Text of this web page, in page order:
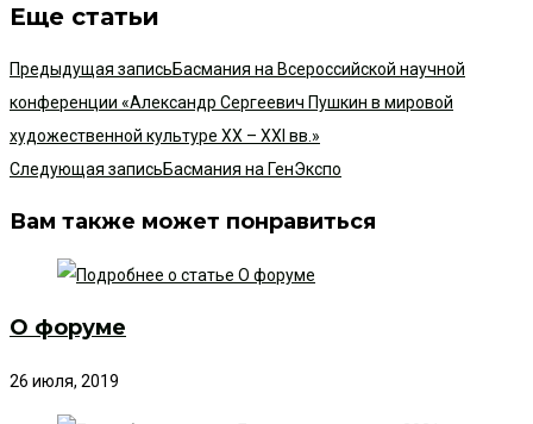
Еще статьи
Предыдущая записьБасмания на Всероссийской научной
конференции «Александр Сергеевич Пушкин в мировой
художественной культуре XX – XXI вв.»
Следующая записьБасмания на ГенЭкспо
Вам также может понравиться
О форуме
26 июля, 2019